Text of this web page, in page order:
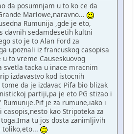
da posumnjam u to ko ce da
Marlowe,naravno...
Rumunija ,gde je eto,
davnih sedamdesetih kultni
sto je to Alan Ford za
upoznali iz francuskog casopisa
to vreme Causeskuovog
svetla tacka u inace mracnim
izdavastvo kod istocnih
tome da je izdavac Pifa bio blizak
partiji,pa je eto PG stizao i
Rumunije.Pif je za rumune,iako i
kao Stripoteka za
tu jos dosta zanimljivih
toliko,eto...